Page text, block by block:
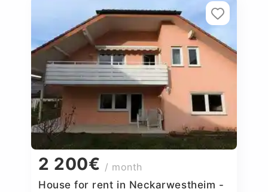
2 200€ / month
House for rent in Neckarwestheim -